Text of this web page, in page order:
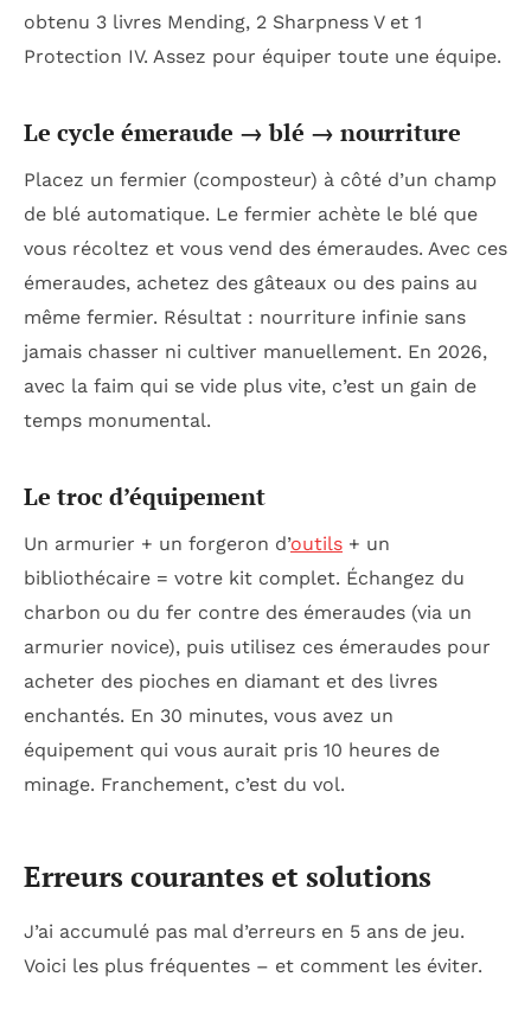
obtenu 3 livres Mending, 2 Sharpness V et 1
Protection IV. Assez pour équiper toute une équipe.
Le cycle émeraude → blé → nourriture
Placez un fermier (composteur) à côté d’un champ
de blé automatique. Le fermier achète le blé que
vous récoltez et vous vend des émeraudes. Avec ces
émeraudes, achetez des gâteaux ou des pains au
même fermier. Résultat : nourriture infinie sans
jamais chasser ni cultiver manuellement. En 2026,
avec la faim qui se vide plus vite, c’est un gain de
temps monumental.
Le troc d’équipement
Un armurier + un forgeron d’outils + un
bibliothécaire = votre kit complet. Échangez du
charbon ou du fer contre des émeraudes (via un
armurier novice), puis utilisez ces émeraudes pour
acheter des pioches en diamant et des livres
enchantés. En 30 minutes, vous avez un
équipement qui vous aurait pris 10 heures de
minage. Franchement, c’est du vol.
Erreurs courantes et solutions
J’ai accumulé pas mal d’erreurs en 5 ans de jeu.
Voici les plus fréquentes – et comment les éviter.